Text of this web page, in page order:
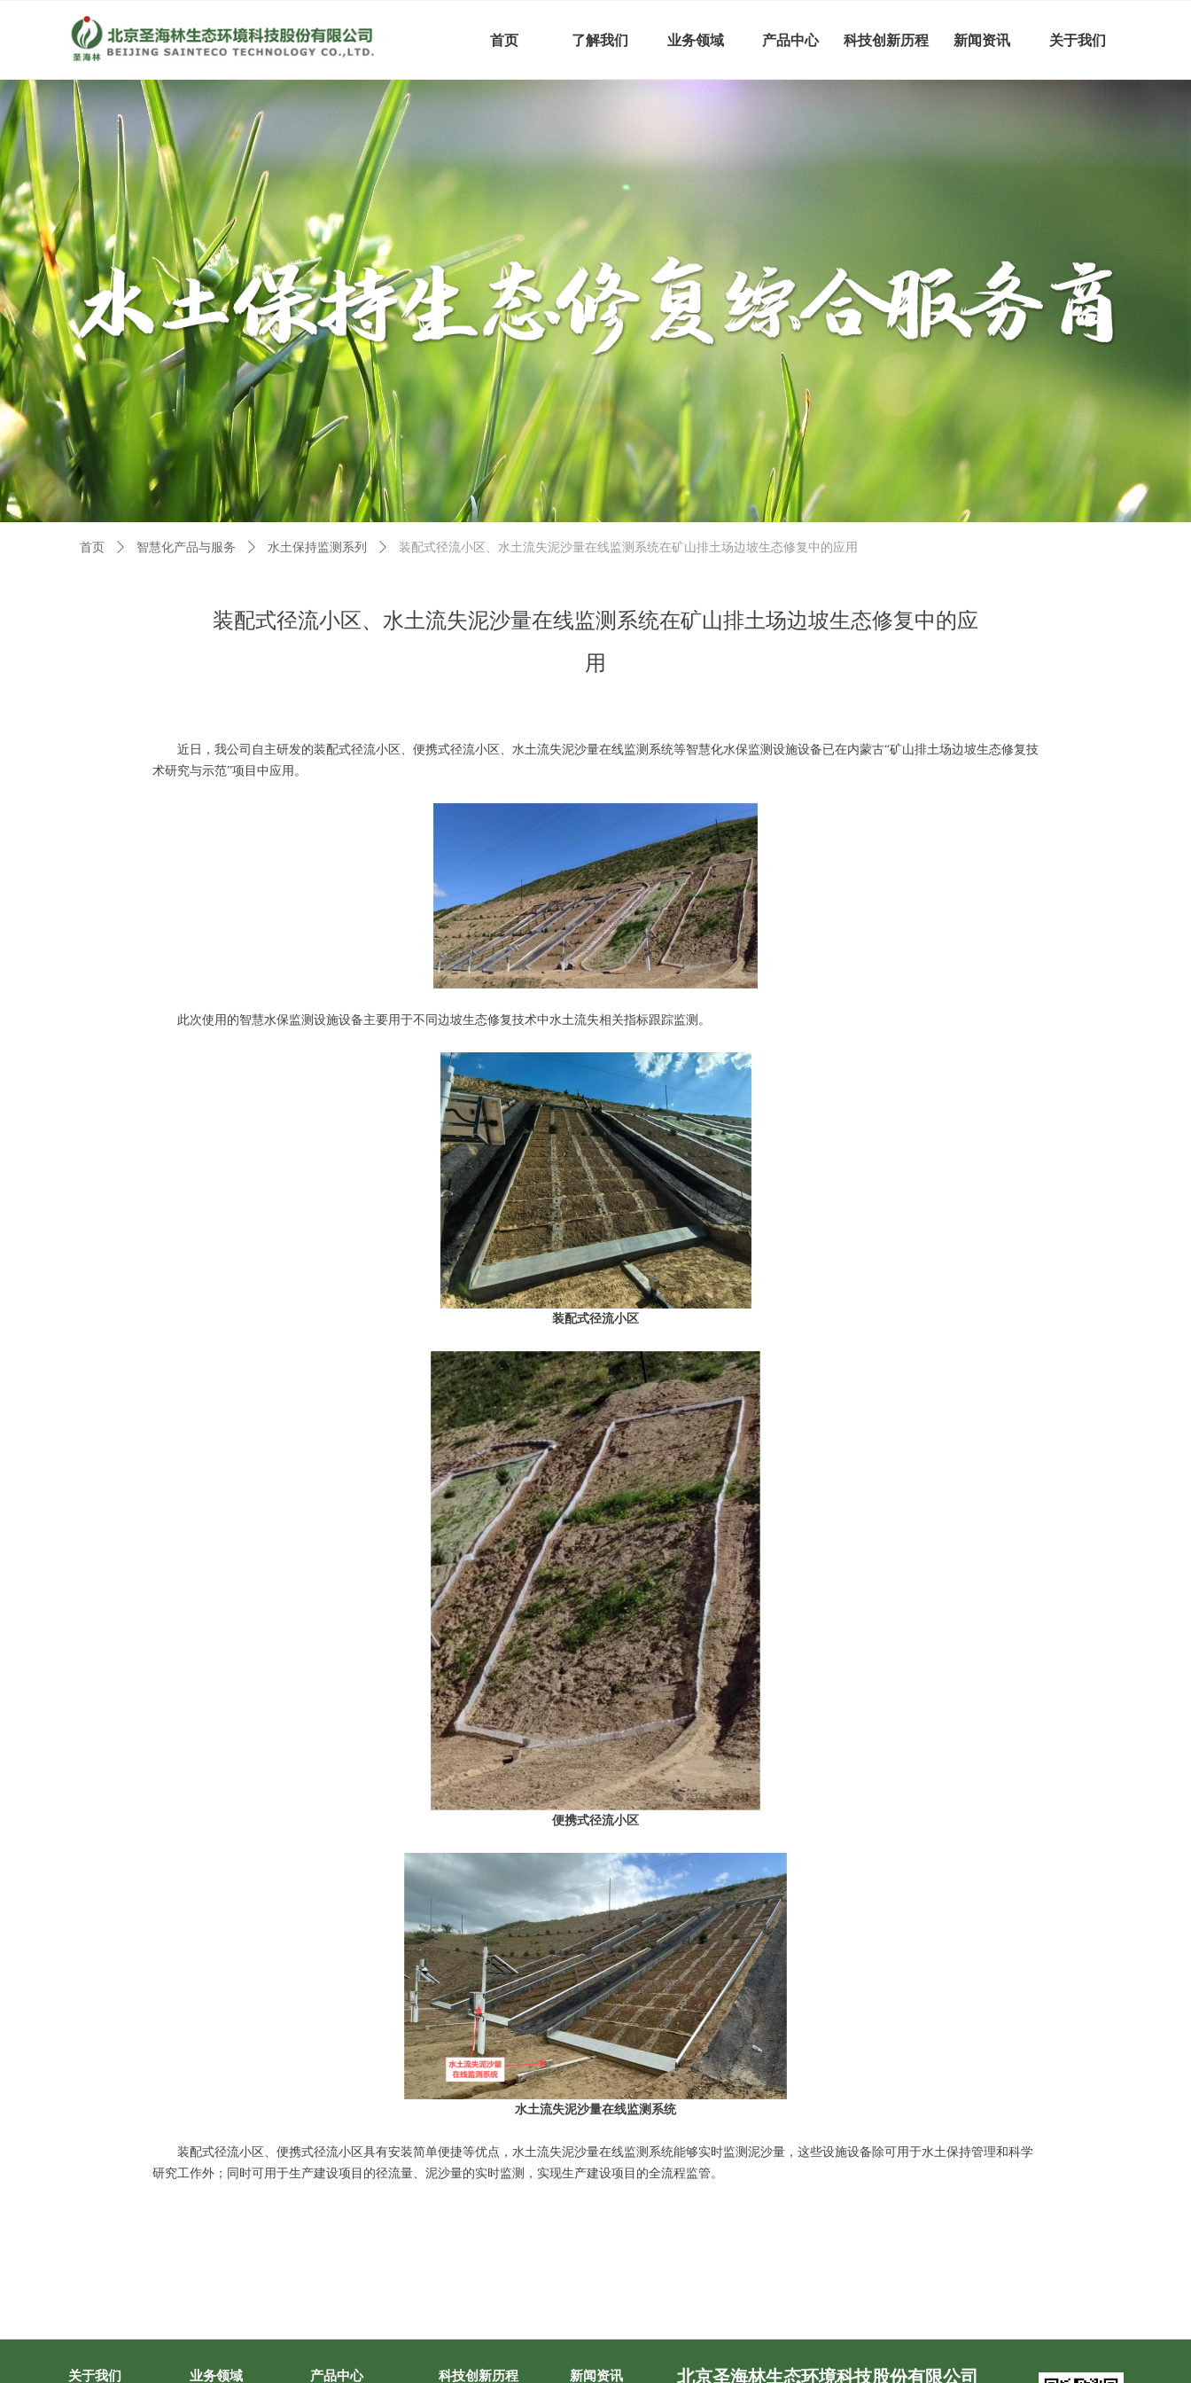
首页 了解我们 业务领域 产品中心 科技创新历程 新闻资讯 关于我们
装配式径流小区、水土流失泥沙量在线监测系统在矿山排土场边坡生态修复中的应
用
近日，我公司自主研发的装配式径流小区、便携式径流小区、水土流失泥沙量在线监测系统等智慧化水保监测设施设备已在内蒙古“矿山排土场边坡生态修复技
术研究与示范”项目中应用。
此次使用的智慧水保监测设施设备主要用于不同边坡生态修复技术中水土流失相关指标跟踪监测。
装配式径流小区
便携式径流小区
水土流失泥沙量在线监测系统
装配式径流小区、便携式径流小区具有安装简单便捷等优点，水土流失泥沙量在线监测系统能够实时监测泥沙量，这些设施设备除可用于水土保持管理和科学
研究工作外；同时可用于生产建设项目的径流量、泥沙量的实时监测，实现生产建设项目的全流程监管。
首页 ꄲ 智慧化产品与服务 ꄲ 水土保持监测系列 ꄲ 装配式径流小区、水土流失泥沙量在线监测系统在矿山排土场边坡生态修复中的应用
关于我们 科技创新历程
业务领域 产品中心 新闻资讯 北京圣海林生态环境科技股份有限公司